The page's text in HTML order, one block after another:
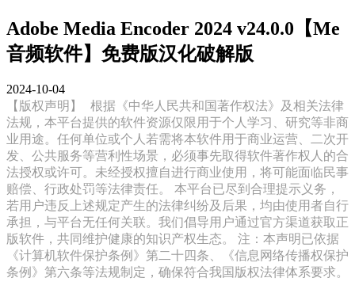
Adobe Media Encoder 2024 v24.0.0【Me
音频软件】免费版汉化破解版
2024-10-04
【版权声明】
根据《中华人民共和国著作权法》及相关法律
法规，本平台提供的软件资源仅限用于个人学习、研究等非商
业用途。任何单位或个人若需将本软件用于商业运营、二次开
发、公共服务等营利性场景，必须事先取得软件著作权人的合
法授权或许可。未经授权擅自进行商业使用，将可能面临民事
赔偿、行政处罚等法律责任。 本平台已尽到合理提示义务，
若用户违反上述规定产生的法律纠纷及后果，均由使用者自行
承担，与平台无任何关联。我们倡导用户通过官方渠道获取正
版软件，共同维护健康的知识产权生态。 注：本声明已依据
《计算机软件保护条例》第二十四条、《信息网络传播权保护
条例》第六条等法规制定，确保符合我国版权法律体系要求。